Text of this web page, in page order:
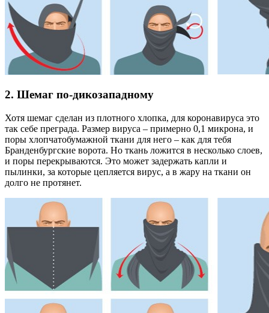
2. Шемаг по-дикозападному
Хотя шемаг сделан из плотного хлопка, для коронавируса это
так себе преграда. Размер вируса – примерно 0,1 микрона, и
поры хлопчатобумажной ткани для него – как для тебя
Бранденбургские ворота. Но ткань ложится в несколько слоев,
и поры перекрываются. Это может задержать капли и
пылинки, за которые цепляется вирус, а в жару на ткани он
долго не протянет.